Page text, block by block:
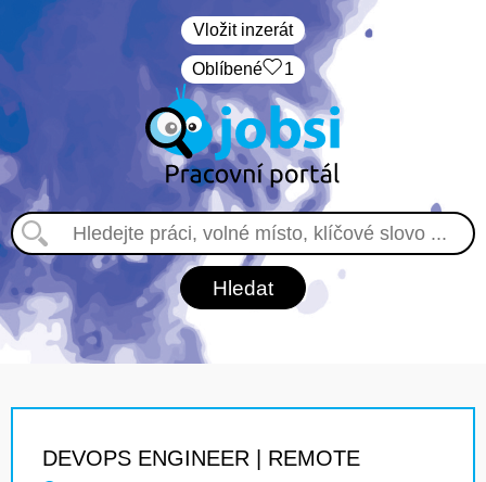
Vložit inzerát
Oblíbené 1
DEVOPS ENGINEER | REMOTE